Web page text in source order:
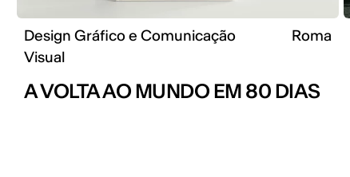
Design Gráfico e Comunicação
Visual
Roma
A VOLTA AO MUNDO EM 80 DIAS